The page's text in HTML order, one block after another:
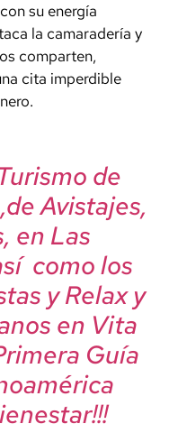
su energía
la camaradería y
comparten,
cita imperdible
de
Avistajes,
en Las
como los
y Relax y
en Vita
Guía